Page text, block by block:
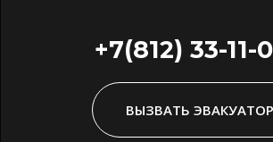
+7(812) 33-11-
ВЫЗВАТЬ ЭВАКУАТОР